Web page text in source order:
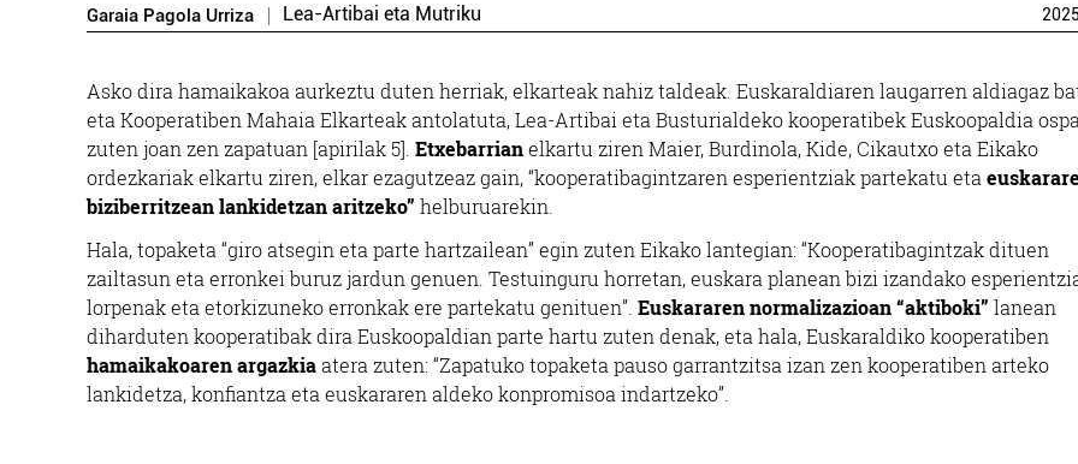
Garaia Pagola Urriza Lea-Artibai eta Mutriku 2025
Asko dira hamaikakoa aurkeztu duten herriak, elkarteak nahiz taldeak. Euskaraldiaren laugarren aldiagaz
eta Kooperatiben Mahaia Elkarteak antolatuta, Lea-Artibai eta Busturialdeko kooperatibek Euskoopaldia
zuten joan zen zapatuan [apirilak 5]. Etxebarrianelkartu ziren Maier, Burdinola, Kide, Cikautxo eta Eikako
ordezkariak elkartu ziren, elkar ezagutzeaz gain, “kooperatibagintzaren esperientziak partekatu eta
biziberritzean lankidetzan aritzeko” helburuarekin.
Hala, topaketa “giro atsegin eta parte hartzailean” egin zuten Eikako lantegian: “Kooperatibagintzak dituen
zailtasun eta erronkei buruz jardun genuen. Testuinguru horretan, euskara planean bizi izandako
lorpenak eta etorkizuneko erronkak ere partekatu genituen”. Euskararen normalizazioan “aktiboki” lanean
diharduten kooperatibak dira Euskoopaldian parte hartu zuten denak, eta hala, Euskaraldiko kooperatiben
hamaikakoaren argazkiaatera zuten: “Zapatuko topaketa pauso garrantzitsa izan zen kooperatiben arteko
lankidetza, konfiantza eta euskararen aldeko konpromisoa indartzeko”.